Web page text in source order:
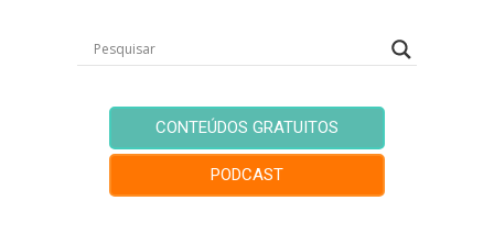
CONTEÚDOS GRATUITOS
PODCAST